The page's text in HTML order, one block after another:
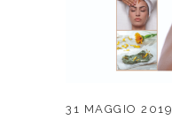
31 MAGGIO 2019